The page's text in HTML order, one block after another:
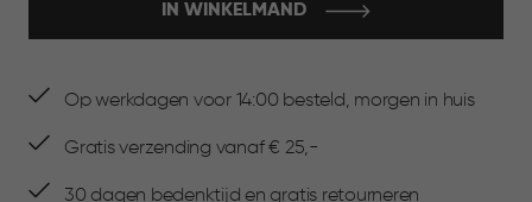
IN WINKELMAND
Op werkdagen voor 14:00 besteld, morgen in huis
Gratis verzending vanaf € 25,-
30 dagen bedenktijd en gratis retourneren